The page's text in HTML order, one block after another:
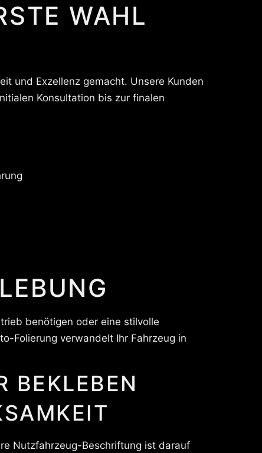
WAHL
und Exzellenz gemacht. Unsere Kunden
Konsultation bis zur finalen
benötigen oder eine stilvolle
Folierung verwandelt Ihr Fahrzeug in
Nutzfahrzeug-Beschriftung ist darauf